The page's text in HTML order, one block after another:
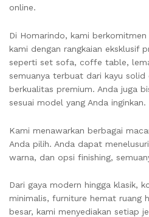
online.
Di Homarindo, kami
kami dengan rangkaian eksklusif
seperti set sofa, coffe table,
semuanya terbuat dari kayu solid
berkualitas premium. Anda juga
sesuai model yang Anda inginkan.
Kami menawarkan berbagai
Anda pilih. Anda dapat
warna, dan opsi finishing,
Dari gaya modern hingga klasik,
minimalis, furniture hemat ruang
besar, kami menyediakan setiap